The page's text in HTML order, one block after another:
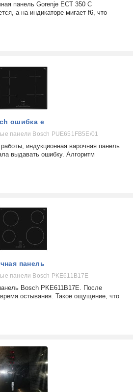
панель Gorenje ECT 350 C
а на индикаторе мигает f6, что
ошибка e
панели Bosch PUE651FB5E/01
индукционная варочная панель
выдавать ошибку. Алгоритм
панель
панели Bosch PKE611B17E
Bosch PKE611B17E. После
остывания. Такое ощущение, что